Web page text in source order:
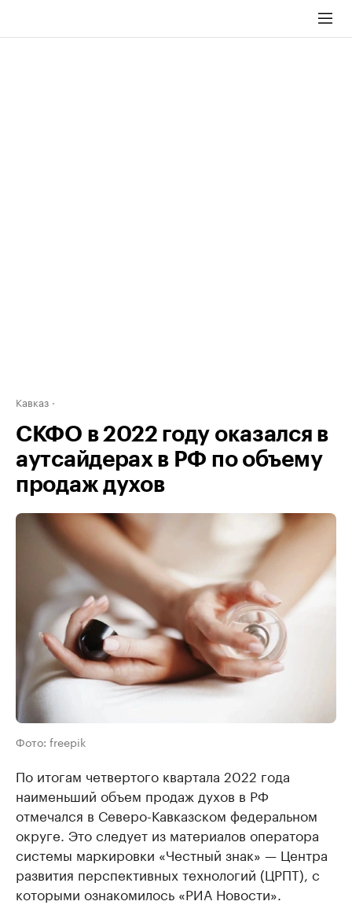
Кавказ
СКФО в 2022 году оказался в
аутсайдерах в РФ по объему
продаж духов
Фото: freepik
По итогам четвертого квартала 2022 года
наименьший объем продаж духов в РФ
отмечался в Северо-Кавказском федеральном
округе. Это следует из материалов оператора
системы маркировки «Честный знак» — Центра
развития перспективных технологий (ЦРПТ), с
которыми ознакомилось «РИА Новости».